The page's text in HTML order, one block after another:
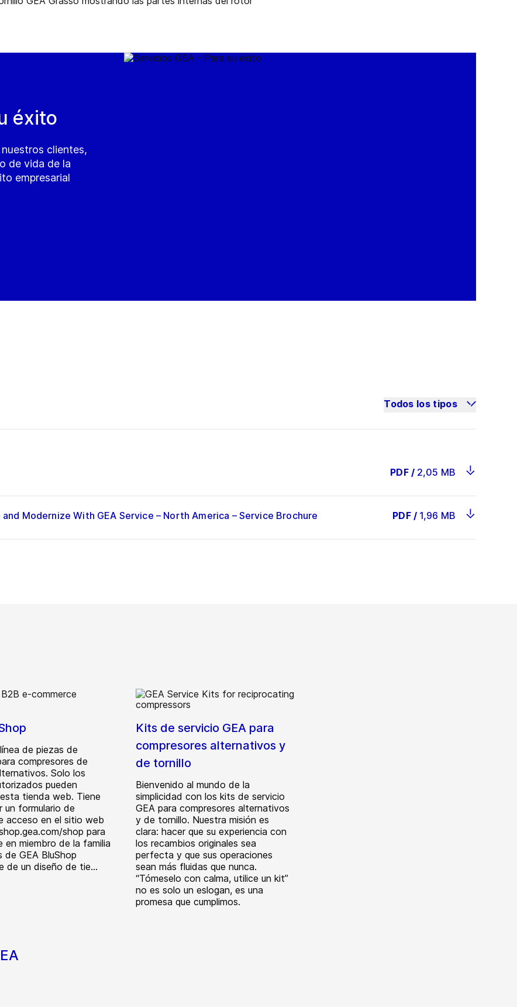
éxito
clientes,
de vida de la
empresarial
Todos los tipos
PDF / 2,05 MB
Modernize With GEA Service – North America – Service Brochure PDF / 1,96 MB
de piezas de
compresores de
Solo los
pueden
tienda web. Tiene
un formulario de
acceso en el sitio web
shop para
en miembro de la familia
de GEA BluShop
de un diseño de tie...
Kits de servicio GEA para
compresores alternativos y
de tornillo
Bienvenido al mundo de la
simplicidad con los kits de servicio
GEA para compresores alternativos
y de tornillo. Nuestra misión es
clara: hacer que su experiencia con
los recambios originales sea
perfecta y que sus operaciones
sean más fluidas que nunca.
“Tómeselo con calma, utilice un kit”
no es solo un eslogan, es una
promesa que cumplimos.